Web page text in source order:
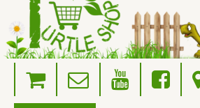
content